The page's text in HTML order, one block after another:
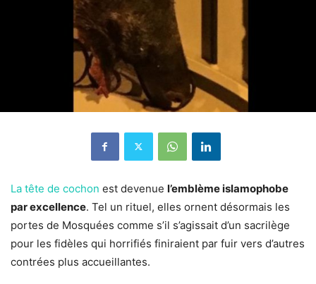
La tête de cochon est devenue l’emblème islamophobe
par excellence. Tel un rituel, elles ornent désormais les
portes de Mosquées comme s’il s’agissait d’un sacrilège
pour les fidèles qui horrifiés finiraient par fuir vers d’autres
contrées plus accueillantes.